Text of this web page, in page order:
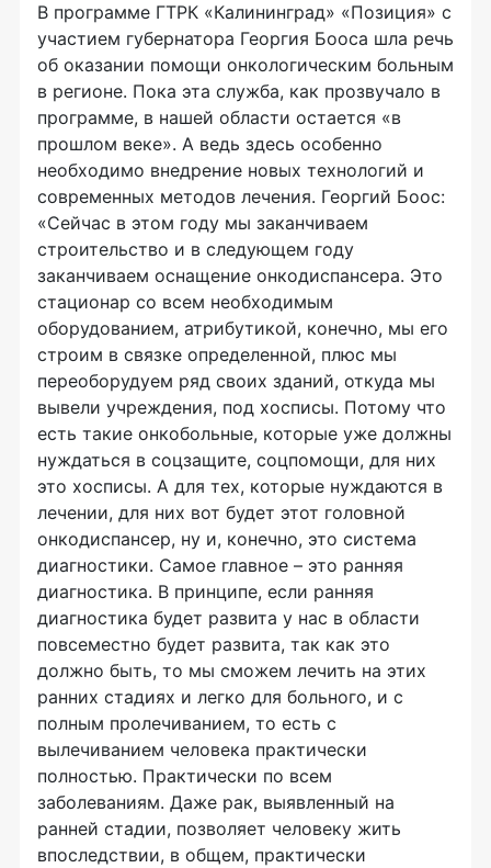
В программе ГТРК «Калининград» «Позиция» с
участием губернатора Георгия Бооса шла речь
об оказании помощи онкологическим больным
в регионе. Пока эта служба, как прозвучало в
программе, в нашей области остается «в
прошлом веке». А ведь здесь особенно
необходимо внедрение новых технологий и
современных методов лечения. Георгий Боос:
«Сейчас в этом году мы заканчиваем
строительство и в следующем году
заканчиваем оснащение онкодиспансера. Это
стационар со всем необходимым
оборудованием, атрибутикой, конечно, мы его
строим в связке определенной, плюс мы
переоборудуем ряд своих зданий, откуда мы
вывели учреждения, под хосписы. Потому что
есть такие онкобольные, которые уже должны
нуждаться в соцзащите, соцпомощи, для них
это хосписы. А для тех, которые нуждаются в
лечении, для них вот будет этот головной
онкодиспансер, ну и, конечно, это система
диагностики. Самое главное – это ранняя
диагностика. В принципе, если ранняя
диагностика будет развита у нас в области
повсеместно будет развита, так как это
должно быть, то мы сможем лечить на этих
ранних стадиях и легко для больного, и с
полным пролечиванием, то есть с
вылечиванием человека практически
полностью. Практически по всем
заболеваниям. Даже рак, выявленный на
ранней стадии, позволяет человеку жить
впоследствии, в общем, практически